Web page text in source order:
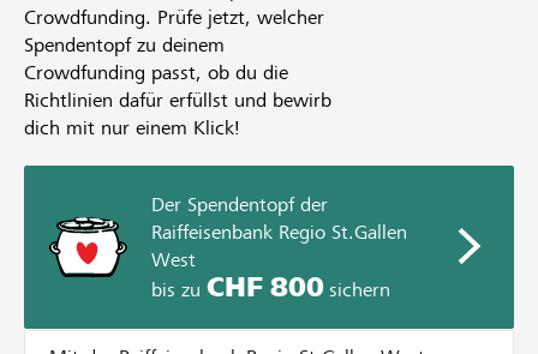
Crowdfunding. Prüfe jetzt, welcher
Spendentopf zu deinem
Crowdfunding passt, ob du die
Richtlinien dafür erfüllst und bewirb
dich mit nur einem Klick!
Der Spendentopf der
Raiffeisenbank Regio St.Gallen
West
bis zu CHF 800sichern